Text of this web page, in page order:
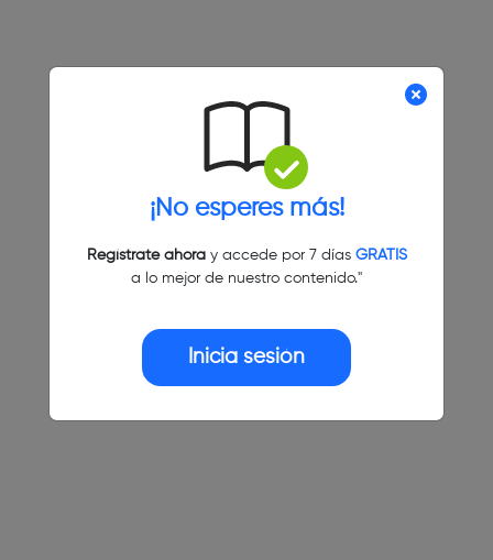
¡No esperes más!
Regístrate ahoray accede por 7 días GRATIS
a lo mejor de nuestro contenido."
Inicia sesión